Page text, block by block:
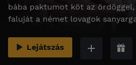
bába paktumot köt az
faluját a német lovagok
Lejátszás